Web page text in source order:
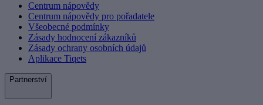
Centrum nápovědy
Centrum nápovědy pro pořadatele
Všeobecné podmínky
Zásady hodnocení zákazníků
Zásady ochrany osobních údajů
Aplikace Tiqets
Partnerství